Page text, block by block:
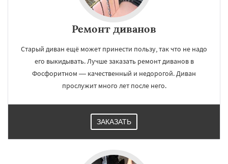
Ремонт диванов
Старый диван ещё может принести пользу, так что не надо
его выкидывать. Лучше заказать ремонт диванов в
Фосфоритном — качественный и недорогой. Диван
прослужит много лет после него.
ЗАКАЗАТЬ